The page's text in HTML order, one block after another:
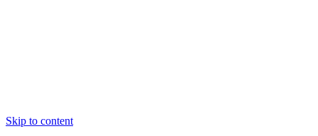
Skip to content